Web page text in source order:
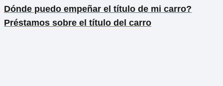
Dónde puedo empeñar el título de mi carro?
Préstamos sobre el título del carro